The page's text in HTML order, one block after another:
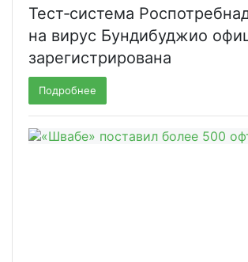
Тест‑система
на вирус Бундибуджио
зарегистрирована
Подробнее